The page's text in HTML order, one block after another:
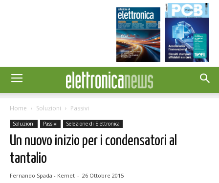
Home Soluzioni Passivi
Soluzioni Passivi Selezione di Elettronica
Un nuovo inizio per i condensatori al
tantalio
Fernando Spada - Kemet - 26 Ottobre 2015